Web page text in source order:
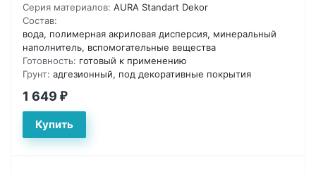
Серия материалов: AURA Standart Dekor
Состав:
вода, полимерная акриловая дисперсия, минеральный
наполнитель, вспомогательные вещества
Готовность: готовый к применению
Грунт: адгезионный, под декоративные покрытия
1 649 ₽